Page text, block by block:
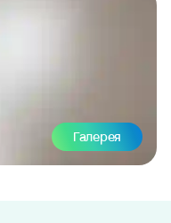
Галерея